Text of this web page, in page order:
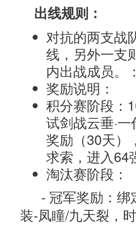
出线规则：
对抗的两支战
线，另外一支
内出战成员。：
奖励说明：
积分赛阶段：
试剑战云垂·
奖励（30天）
求索，进入64
淘汰赛阶段：
- 冠军奖励：
装-凤瞳/九天裂，